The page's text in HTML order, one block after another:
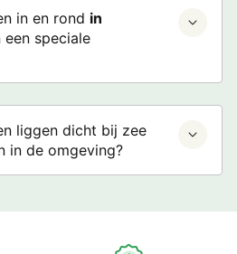
in en rond in
een speciale
liggen dicht bij zee
in de omgeving?